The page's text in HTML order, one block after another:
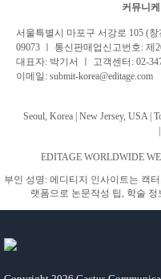
커뮤니
서 울특별시 마포구 서강로 105 (
09073 ㅣ 통신판매업신고번호: 제
대표자: 박기서 ㅣ 고객센터: 02-
이메일: submit-korea@editage.com
Seoul, Korea | New Jersey, USA |
EDITAGE WORLDWIDE
부인 성명: 에디티지 인사이트는 캑
랫폼으로 논문작성 팁, 학술